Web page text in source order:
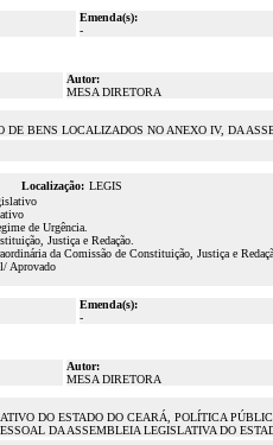
Emenda(s):
-
Autor:
MESA DIRETORA
DE BENS LOCALIZADOS NO ANEXO IV, DA
Localização: LEGIS
de Urgência.
Justiça e Redação.
da Comissão de Constituição, Justiça e
Aprovado
Emenda(s):
-
Autor:
MESA DIRETORA
DO ESTADO DO CEARÁ, POLÍTICA
DA ASSEMBLEIA LEGISLATIVA DO